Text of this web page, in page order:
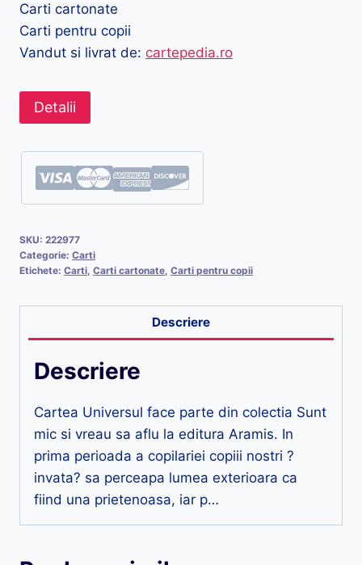
Carti cartonate
Carti pentru copii
Vandut si livrat de: cartepedia.ro
Detalii
SKU: 222977
Categorie: Carti
Etichete: Carti, Carti cartonate, Carti pentru copii
Descriere
Descriere
Cartea Universul face parte din colectia Sunt
mic si vreau sa aflu la editura Aramis. In
prima perioada a copilariei copiii nostri ?
invata? sa perceapa lumea exterioara ca
fiind una prietenoasa, iar p…